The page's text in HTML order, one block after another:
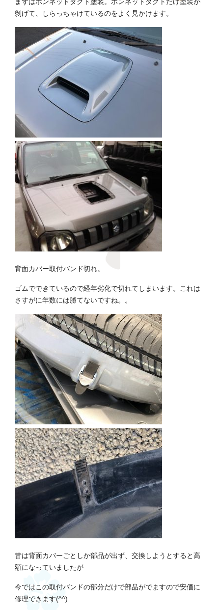
剝げて、しらっちゃけているのをよく見かけます。
背面カバー取付バンド切れ。
ゴムでできているので経年劣化で切れてしまいます。これは
さすがに年数には勝てないですね。。
昔は背面カバーごとしか部品が出ず、交換しようとすると高
額になっていましたが
今ではこの取付バンドの部分だけで部品がでますので安価に
修理できます(^^)